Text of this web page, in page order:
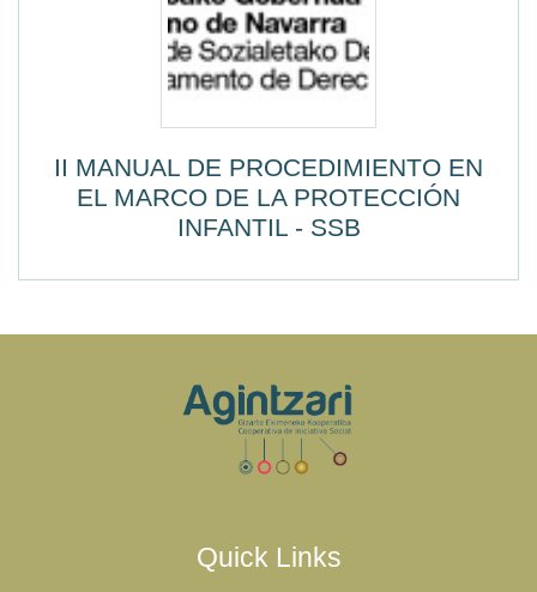
II MANUAL DE PROCEDIMIENTO EN
EL MARCO DE LA PROTECCIÓN
INFANTIL - SSB
Quick Links